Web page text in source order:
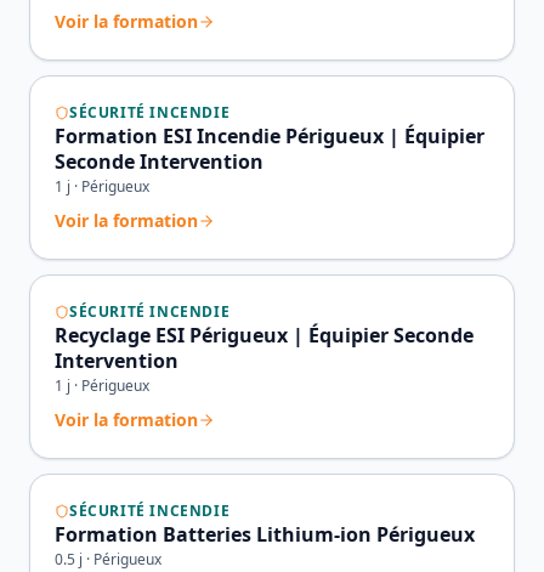
Voir la formation
SÉCURITÉ INCENDIE
Formation ESI Incendie Périgueux | Équipier
Seconde Intervention
1 j · Périgueux
Voir la formation
SÉCURITÉ INCENDIE
Recyclage ESI Périgueux | Équipier Seconde
Intervention
1 j · Périgueux
Voir la formation
SÉCURITÉ INCENDIE
Formation Batteries Lithium-ion Périgueux
0.5 j · Périgueux